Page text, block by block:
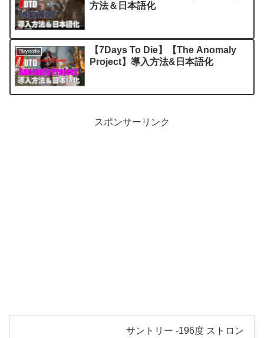
方法＆日本語化
7daystodie
【7Days To Die】【The Anomaly
Project】導入方法&日本語化
スポンサーリンク
サントリー -196度 ストロン